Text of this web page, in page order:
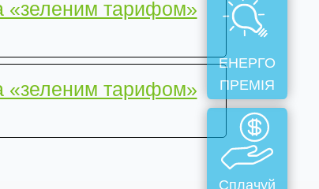
«зеленим тарифом»
«зеленим тарифом»
Сплачуй
ЕНЕРГО
ПРЕМІЯ